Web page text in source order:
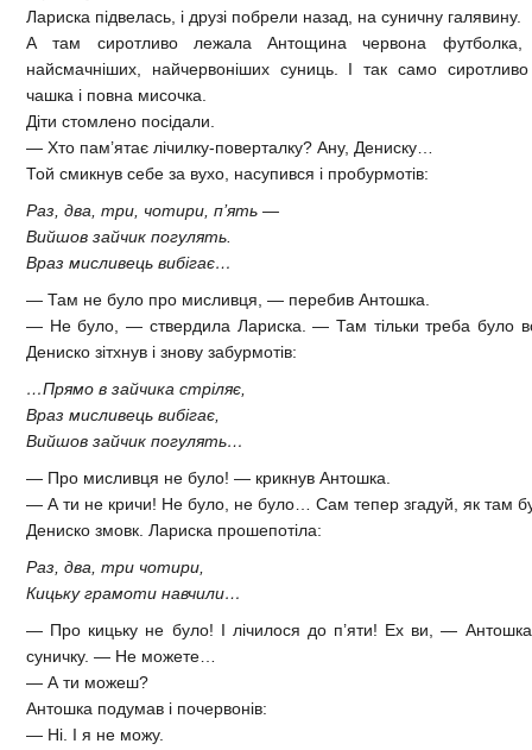
Лариска підвелась, і друзі побрели назад, на суничну галявину.
А там сиротливо лежала Антощина червона футболка,
найсмачніших, найчервоніших суниць. І так само
чашка і повна мисочка.
Діти стомлено посідали.
— Хто пам’ятає лічилку-поверталку? Ану, Дениску…
Той смикнув себе за вухо, насупився і пробурмотів:
Раз, два, три, чотири, п’ять —
Вийшов зайчик погулять.
Враз мисливець вибігає…
— Там не було про мисливця, — перебив Антошка.
— Не було, — ствердила Лариска. — Там тільки треба було
Дениско зітхнув і знову забурмотів:
…Прямо в зайчика стріляє,
Враз мисливець вибігає,
Вийшов зайчик погулять…
— Про мисливця не було! — крикнув Антошка.
— А ти не кричи! Не було, не було… Сам тепер згадуй, як там
Дениско змовк. Лариска прошепотіла:
Раз, два, три чотири,
Кицьку грамоти навчили…
— Про кицьку не було! І лічилося до п’яти! Ех ви, — Антошка
суничку. — Не можете…
— А ти можеш?
Антошка подумав і почервонів:
— Ні. І я не можу.